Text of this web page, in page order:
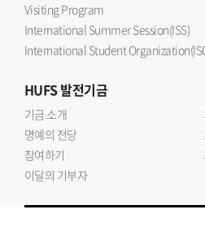
Visiting Program
International Summer Session(ISS)
International Student
HUFS발전기금
기금 소개
명예의 전당
참여하기
이달의 기부자